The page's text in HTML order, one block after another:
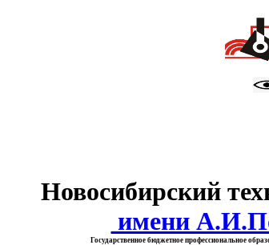
Новосибирский
имени
Государственное бюджетное профессиональное